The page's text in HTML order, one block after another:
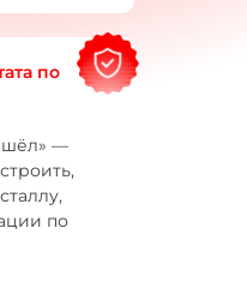
по
—
по